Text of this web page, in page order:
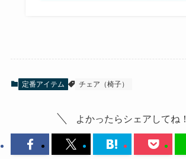
定番アイテム チェア（椅子）
よかったらシェアしてね！